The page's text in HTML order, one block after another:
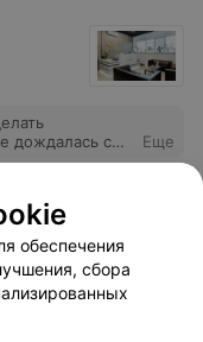
дождалась с
знаю, про
и
ничего,
поэтому
мне написали
ее попросила,
Еще
обеспечения
сбора